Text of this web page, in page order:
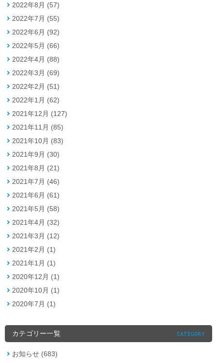
2022年8月 (57)
2022年7月 (55)
2022年6月 (92)
2022年5月 (66)
2022年4月 (88)
2022年3月 (69)
2022年2月 (51)
2022年1月 (62)
2021年12月 (127)
2021年11月 (85)
2021年10月 (83)
2021年9月 (30)
2021年8月 (21)
2021年7月 (46)
2021年6月 (61)
2021年5月 (58)
2021年4月 (32)
2021年3月 (12)
2021年2月 (1)
2021年1月 (1)
2020年12月 (1)
2020年10月 (1)
2020年7月 (1)
カテゴリー一覧 CATEGORY
お知らせ (683)